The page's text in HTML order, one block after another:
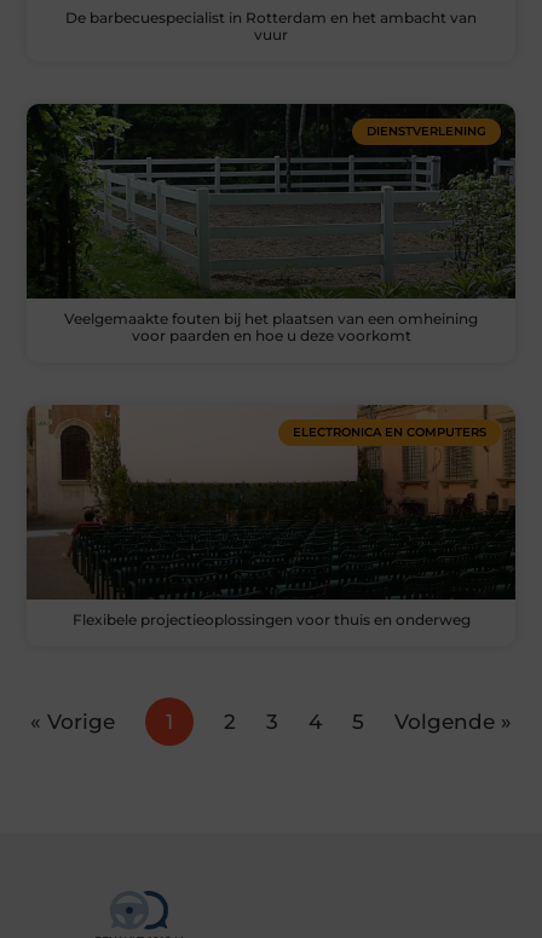
De barbecuespecialist in Rotterdam en het ambacht van
vuur
DIENSTVERLENING
Veelgemaakte fouten bij het plaatsen van een omheining
voor paarden en hoe u deze voorkomt
ELECTRONICA EN COMPUTERS
Flexibele projectieoplossingen voor thuis en onderweg
« Vorige 1 2 3 4 5 Volgende »